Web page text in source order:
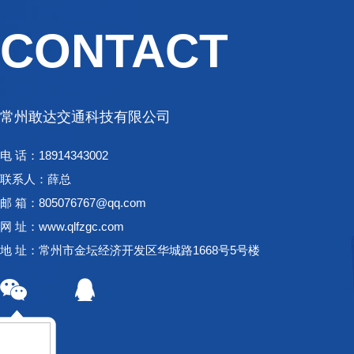
CONTACT
常州敢达交通科技有限公司
电 话：18914343002
联系人：薛总
邮 箱：805076767@qq.com
网 址：www.qlfzgc.com
地 址：常州市金坛经济开发区华城路1668号5号楼